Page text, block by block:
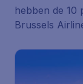
hebben de 10
Brussels